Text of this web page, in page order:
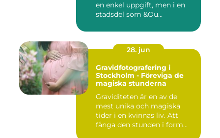
en enkel uppgift, men i en
stadsdel som &Ou...
28. jun
Gravidfotografering i
Stockholm - Föreviga de
magiska stunderna
Graviditeten är en av de
mest unika och magiska
tider i en kvinnas liv. Att
fånga den stunden i form...